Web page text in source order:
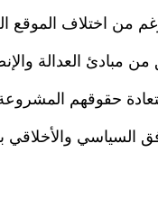
من اختلاف الموقع
مبادئ العدالة
حقوقهم
السياسي والأخلاقي